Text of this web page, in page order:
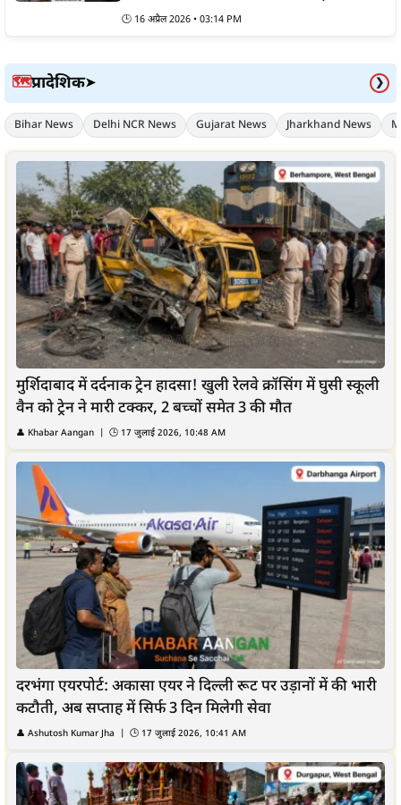
🕒 16 अप्रैल 2026 • 03:14 PM
🗺️प्रादेशिक➤ ❯
Bihar News Delhi NCR News Gujarat News Jharkhand News
मुर्शिदाबाद में दर्दनाक ट्रेन हादसा! खुली रेलवे क्रॉसिंग में घुसी स्कूली
वैन को ट्रेन ने मारी टक्कर, 2 बच्चों समेत 3 की मौत
👤 Khabar Aangan | 🕒 17 जुलाई 2026, 10:48 AM
दरभंगा एयरपोर्ट: अकासा एयर ने दिल्ली रूट पर उड़ानों में की भारी
कटौती, अब सप्ताह में सिर्फ 3 दिन मिलेगी सेवा
👤 Ashutosh Kumar Jha | 🕒 17 जुलाई 2026, 10:41 AM